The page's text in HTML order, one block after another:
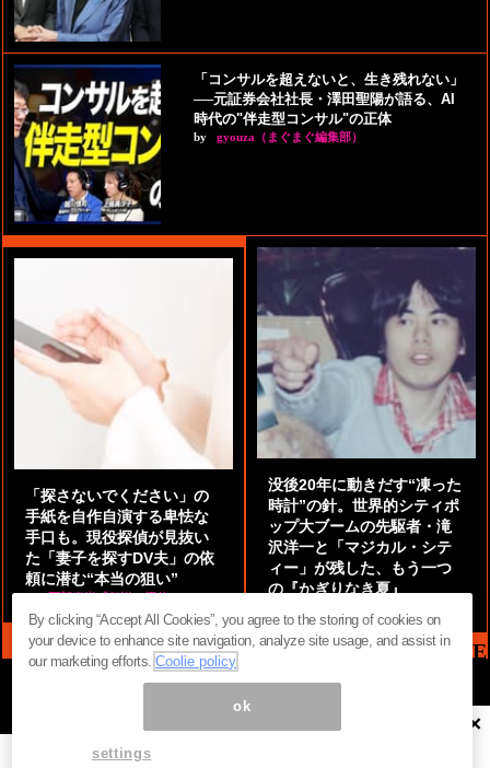
「コンサルを超えないと、生き残れない」
──元証券会社社長・澤田聖陽が語る、AI
時代の"伴走型コンサル"の正体
by gyouza（まぐまぐ編集部）
「探さないでください」の
手紙を自作自演する卑怯な
手口も。現役探偵が見抜い
た「妻子を探すDV夫」の依
頼に潜む“本当の狙い”
by 阿部泰尚『伝説の探偵』
没後20年に動きだす“凍った
時計”の針。世界的シティポ
ップ大ブームの先駆者・滝
沢洋一と「マジカル・シテ
ィー」が残した、もう一つ
の『かぎりなき夏』
MAG2 NEWS HEADLINE
ページ内の商標は全て商標権者に属します。無断転載を禁じます。 ©
まぐまぐ！
×
By clicking “Accept All Cookies”, you agree to the storing of cookies on
your device to enhance site navigation, analyze site usage, and assist in
our marketing efforts.Coolie policy
ok
settings